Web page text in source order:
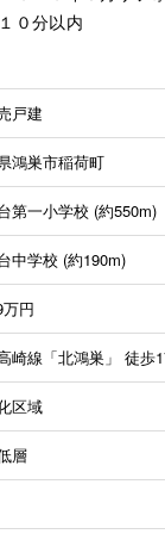
０分以内
戸建
鴻巣市稲荷町
第一小学校 (約550m)
中学校 (約190m)
万円
崎線「北鴻巣」 徒歩
区域
層